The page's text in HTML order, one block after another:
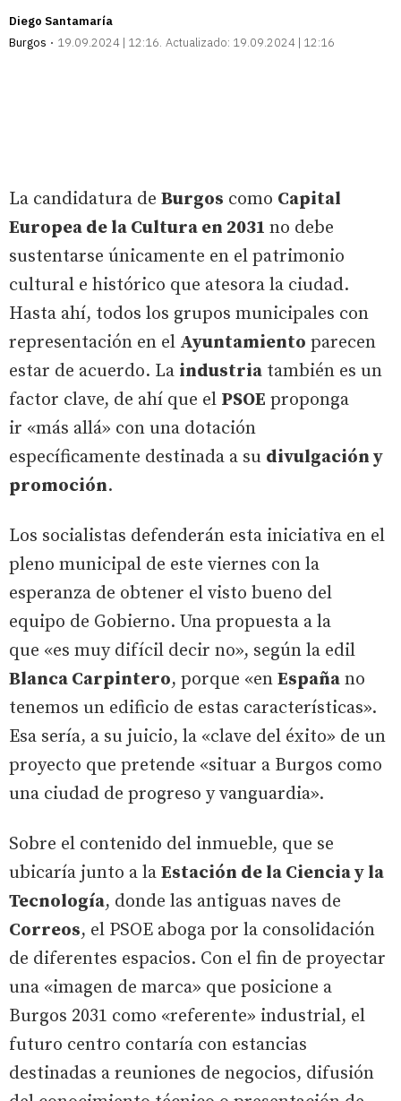
Diego Santamaría
Burgos
19.09.2024 | 12:16 Actualizado: 19.09.2024 | 12:16
La candidatura de Burgos como Capital
Europea de la Cultura en 2031 no debe
sustentarse únicamente en el patrimonio
cultural e histórico que atesora la ciudad.
Hasta ahí, todos los grupos municipales con
representación en el Ayuntamiento parecen
estar de acuerdo. La industria también es un
factor clave, de ahí que el PSOE proponga
ir «más allá» con una dotación
específicamente destinada a su divulgación y
promoción.
Los socialistas defenderán esta iniciativa en el
pleno municipal de este viernes con la
esperanza de obtener el visto bueno del
equipo de Gobierno. Una propuesta a la
que «es muy difícil decir no», según la edil
Blanca Carpintero, porque «en España no
tenemos un edificio de estas características».
Esa sería, a su juicio, la «clave del éxito» de un
proyecto que pretende «situar a Burgos como
una ciudad de progreso y vanguardia».
Sobre el contenido del inmueble, que se
ubicaría junto a la Estación de la Ciencia y la
Tecnología, donde las antiguas naves de
Correos, el PSOE aboga por la consolidación
de diferentes espacios. Con el fin de proyectar
una «imagen de marca» que posicione a
Burgos 2031 como «referente» industrial, el
futuro centro contaría con estancias
destinadas a reuniones de negocios, difusión